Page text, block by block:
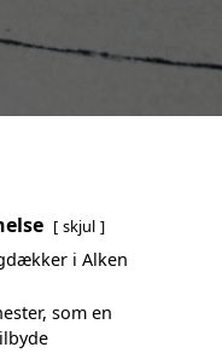
skjul
i Alken
som en